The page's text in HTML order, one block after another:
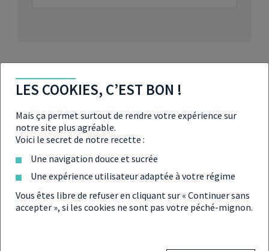
Partager
LES COOKIES, C’EST BON !
Mais ça permet surtout de rendre votre expérience sur
notre site plus agréable.
Voici le secret de notre recette :
Une navigation douce et sucrée
Une expérience utilisateur adaptée à votre régime
Vous êtes libre de refuser en cliquant sur « Continuer sans
accepter », si les cookies ne sont pas votre péché-mignon.